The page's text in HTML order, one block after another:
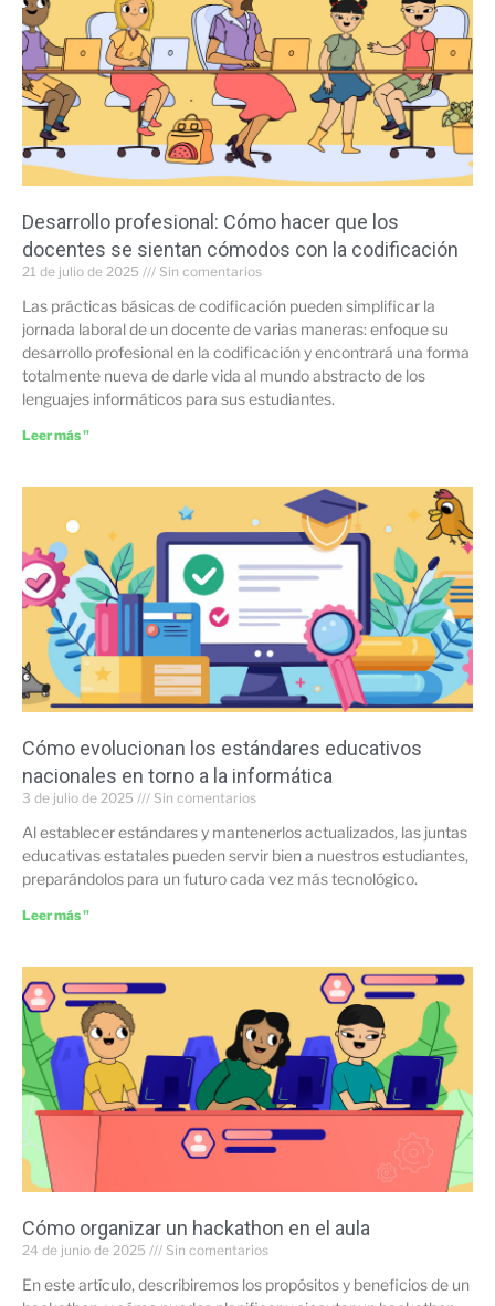
Desarrollo profesional: Cómo hacer que los
docentes se sientan cómodos con la codificación
21 de julio de 2025 Sin comentarios
Las prácticas básicas de codificación pueden simplificar la
jornada laboral de un docente de varias maneras: enfoque su
desarrollo profesional en la codificación y encontrará una forma
totalmente nueva de darle vida al mundo abstracto de los
lenguajes informáticos para sus estudiantes.
Leer más "
Cómo evolucionan los estándares educativos
nacionales en torno a la informática
3 de julio de 2025 Sin comentarios
Al establecer estándares y mantenerlos actualizados, las juntas
educativas estatales pueden servir bien a nuestros estudiantes,
preparándolos para un futuro cada vez más tecnológico.
Leer más "
Cómo organizar un hackathon en el aula
24 de junio de 2025 Sin comentarios
En este artículo, describiremos los propósitos y beneficios de un